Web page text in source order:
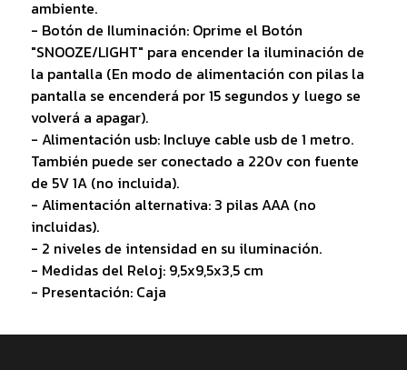
ambiente.
- Botón de Iluminación: Oprime el Botón
"SNOOZE/LIGHT" para encender la iluminación de
la pantalla (En modo de alimentación con pilas la
pantalla se encenderá por 15 segundos y luego se
volverá a apagar).
- Alimentación usb: Incluye cable usb de 1 metro.
También puede ser conectado a 220v con fuente
de 5V 1A (no incluida).
- Alimentación alternativa: 3 pilas AAA (no
incluidas).
- 2 niveles de intensidad en su iluminación.
- Medidas del Reloj: 9,5x9,5x3,5 cm
- Presentación: Caja